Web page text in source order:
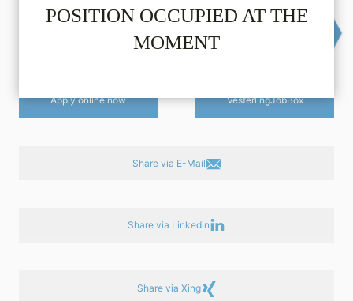
POSITION OCCUPIED AT THE
MOMENT
(no cover letter required). Your data will never be
Apply online now Vesterling­JobBox
Share via E-Mail
Share via Linkedin
Share via Xing